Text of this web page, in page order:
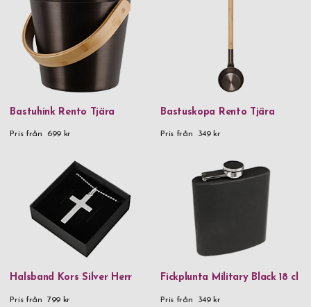
Bastuhink Rento Tjära
Pris från 699 kr
Bastuskopa Rento Tjära
Pris från 349 kr
Halsband Kors Silver Herr
Pris från 799 kr
Fickplunta Military Black 18 cl
Pris från 349 kr